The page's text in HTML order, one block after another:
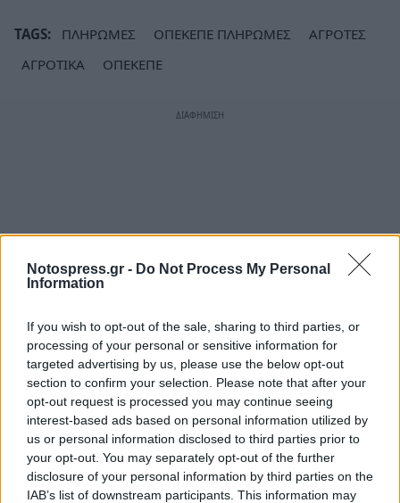
Notospress.gr - Do Not Process My Personal
Information
If you wish to opt-out of the sale, sharing to third parties, or
processing of your personal or sensitive information for
targeted advertising by us, please use the below opt-out
section to confirm your selection. Please note that after your
opt-out request is processed you may continue seeing
interest-based ads based on personal information utilized by
us or personal information disclosed to third parties prior to
your opt-out. You may separately opt-out of the further
disclosure of your personal information by third parties on the
IAB’s list of downstream participants. This information may
TAGS: ΠΛΗΡΩΜΕΣ ΟΠΕΚΕΠΕ ΠΛΗΡΩΜΕΣ
ΑΓΡΟΤΕΣ
ΑΓΡΟΤΙΚΑ
ΟΠΕΚΕΠΕ